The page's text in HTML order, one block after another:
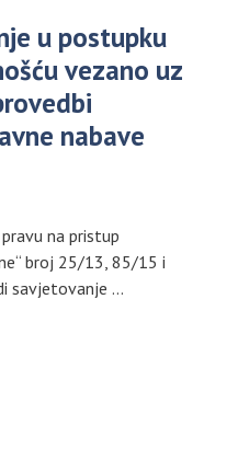
u postupku
vezano uz
nabave
na pristup
broj 25/13, 85/15 i
savjetovanje …